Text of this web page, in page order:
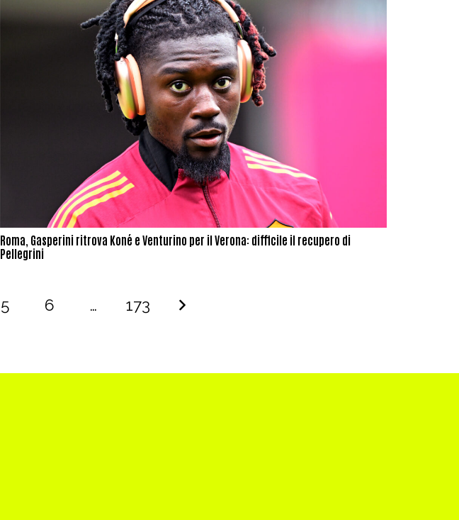
Roma, Gasperini ritrova Koné e Venturino per il Verona: difficile il recupero di
Pellegrini
5 6 … 173